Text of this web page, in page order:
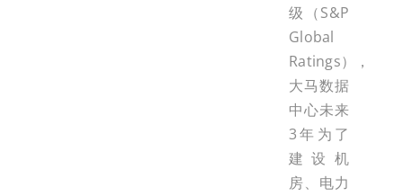
级（S&P
Global
Ratings），
大马数据
中心未来
3年为了
建设机
房、电力